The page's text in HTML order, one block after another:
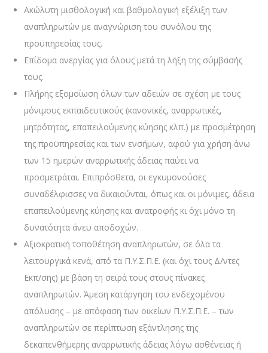
Ακώλυτη μισθολογική και βαθμολογική εξέλιξη των
αναπληρωτών με αναγνώριση του συνόλου της
προϋπηρεσίας τους.
Επίδομα ανεργίας για όλους μετά τη λήξη της σύμβασής
τους.
Πλήρης εξομοίωση όλων των αδειών σε σχέση με τους
μόνιμους εκπαιδευτικούς (κανονικές, αναρρωτικές,
μητρότητας, επαπειλούμενης κύησης κλπ.) με προσμέτρηση
της προϋπηρεσίας και των ενσήμων, αφού για χρήση άνω
των 15 ημερών αναρρωτικής άδειας παύει να
προσμετράται. Επιπρόσθετα, οι εγκυμονούσες
συναδέλφισσες να δικαιούνται, όπως και οι μόνιμες, άδεια
επαπειλούμενης κύησης και ανατροφής κι όχι μόνο τη
δυνατότητα άνευ αποδοχών.
Αξιοκρατική τοποθέτηση αναπληρωτών, σε όλα τα
λειτουργικά κενά, από τα Π.Υ.Σ.Π.Ε. (και όχι τους Δ/ντες
Εκπ/σης) με βάση τη σειρά τους στους πίνακες
αναπληρωτών. Άμεση κατάργηση του ενδεχομένου
απόλυσης – με απόφαση των οικείων Π.Υ.Σ.Π.Ε. – των
αναπληρωτών σε περίπτωση εξάντλησης της
δεκαπενθήμερης αναρρωτικής άδειας λόγω ασθένειας ή